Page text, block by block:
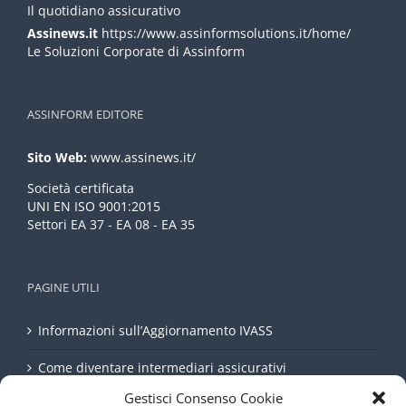
Gestisci Consenso Cookie
Il quotidiano assicurativo
Assinews.it https://www.assinformsolutions.it/home/
Le Soluzioni Corporate di Assinform
ASSINFORM EDITORE
Sito Web: www.assinews.it/
Società certificata
UNI EN ISO 9001:2015
Settori EA 37 - EA 08 - EA 35
PAGINE UTILI
Informazioni sull’Aggiornamento IVASS
Come diventare intermediari assicurativi